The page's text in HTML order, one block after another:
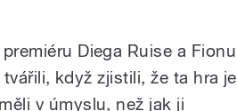
Diega Ruise a Fionu
když zjistili, že ta hra je
v úmyslu, než jak ji